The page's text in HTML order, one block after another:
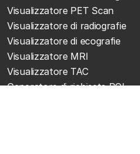
Visualizzatore PET Scan
Visualizzatore di radiografie
Visualizzatore di ecografie
Visualizzatore MRI
Visualizzatore TAC
Generatore di richieste ROI